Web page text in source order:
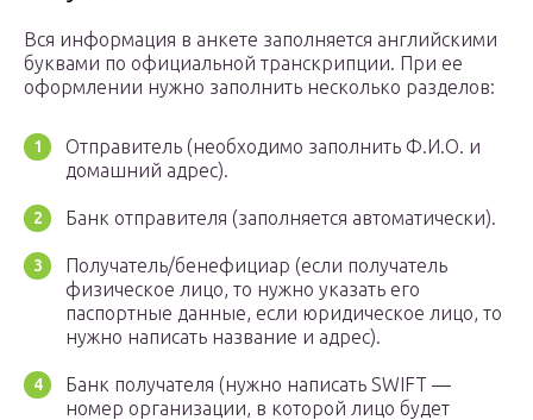
Вся информация в анкете заполняется английскими
буквами по официальной транскрипции. При ее
оформлении нужно заполнить несколько разделов:
Отправитель (необходимо заполнить Ф.И.О. и
домашний адрес).
Банк отправителя (заполняется автоматически).
Получатель/бенефициар (если получатель
физическое лицо, то нужно указать его
паспортные данные, если юридическое лицо, то
нужно написать название и адрес).
Банк получателя (нужно написать SWIFT —
номер организации, в которой лицо будет